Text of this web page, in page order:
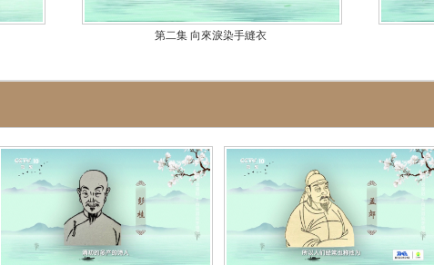
第二集 向來淚染手縫衣